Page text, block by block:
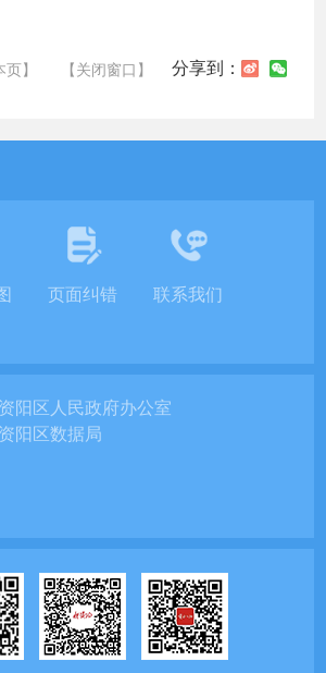
】 【关闭窗口】 分享到：
页面纠错 联系我们
阳区人民政府办公室
阳区数据局